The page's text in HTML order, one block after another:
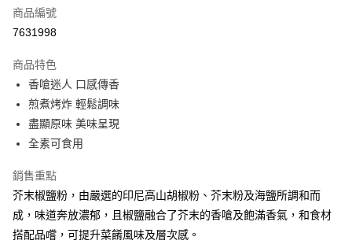
悠遊付
全盈+PAY
ATM付款
運送方式
常溫宅配-(限重20kg以下)
每筆NT$100，滿NT$1,500(含以上)免運費
商品編號
7631998
商品特色
香嗆迷人 口感傳香
煎煮烤炸 輕鬆調味
盡顯原味 美味呈現
全素可食用
銷售重點
芥末椒鹽粉，由嚴選的印尼高山胡椒粉、芥末粉及海鹽所調和而
成，味道奔放濃郁，且椒鹽融合了芥末的香嗆及飽滿香氣，和食材
搭配品嚐，可提升菜餚風味及層次感。